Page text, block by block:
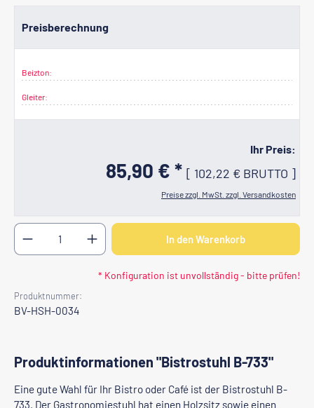
Preisberechnung
Beizton:
Gleiter:
Ihr Preis:
85,90 € * [ 102,22 € BRUTTO ]
Preise zzgl. MwSt. zzgl. Versandkosten
Produkt Anzahl: Gib den gewünschten Wert ein
In den Warenkorb
* Konfiguration ist unvollständig - bitte prüfen!
Produktnummer:
BV-HSH-0034
Produktinformationen "Bistrostuhl B-733"
Eine gute Wahl für Ihr Bistro oder Café ist der Bistrostuhl B-
733. Der Gastronomiestuhl hat einen Holzsitz sowie einen